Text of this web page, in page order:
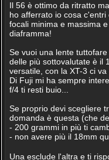
Il 56 è ottimo da ritratto
ho afferrato io cosa
focali minima e massima
diaframma!
Se vuoi una lente
delle più sottovalutate è il
versatile, con la XT-3 ci va
Di Fuji mi ha sempre
f/4 ti resti buio...
Se proprio devi scegliere
domanda è questa (che
- 200 grammi in più ti
- non avere più il 18mm
Una esclude l'altra e ti